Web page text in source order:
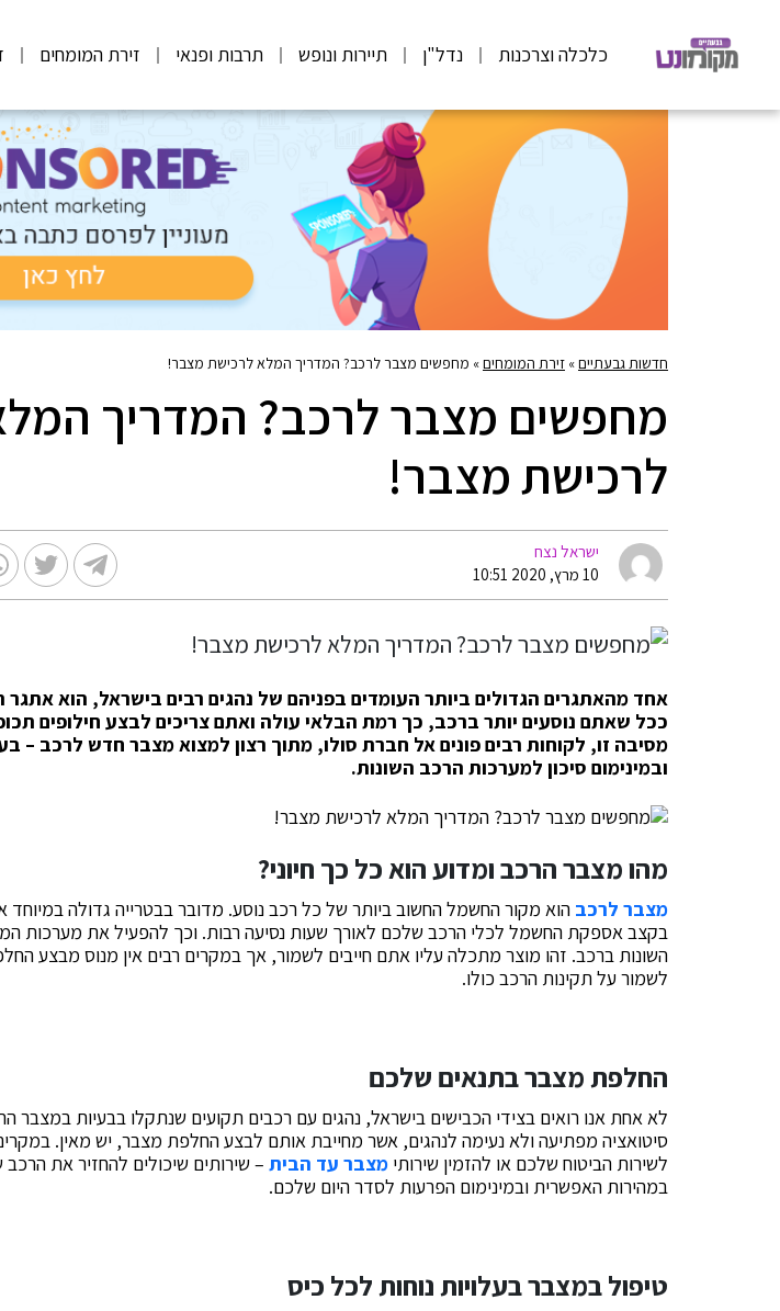
כלכלה וצרכנות נדל"ן תיירות ונופש תרבות ופנאי זירת המומחים
חדשות גבעתיים» זירת המומחים» מחפשים מצבר לרכב? המדריך המלא לרכישת מצבר!
מחפשים מצבר לרכב? המדריך
לרכישת מצבר!
ישראל נצח
10 מרץ, 2020 10:51
אחד מהאתגרים הגדולים ביותר העומדים בפניהם של נהגים רבים בישראל, הוא
ככל שאתם נוסעים יותר ברכב, כך רמת הבלאי עולה ואתם צריכים לבצע חילופים
מסיבה זו, לקוחות רבים פונים אל חברת סולו, מתוך רצון למצוא מצבר חדש לרכב –
ובמינימום סיכון למערכות הרכב השונות.
מהו מצבר הרכב ומדוע הוא כל כך חיוני?
מצבר לרכב הוא מקור החשמל החשוב ביותר של כל רכב נוסע. מדובר בבטרייה גדולה במיוחד
בקצב אספקת החשמל לכלי הרכב שלכם לאורך שעות נסיעה רבות. וכך להפעיל את מערכות
השונות ברכב. זהו מוצר מתכלה עליו אתם חייבים לשמור, אך במקרים רבים אין מנוס מבצע
לשמור על תקינות הרכב כולו.
החלפת מצבר בתנאים שלכם
לא אחת אנו רואים בצידי הכבישים בישראל, נהגים עם רכבים תקועים שנתקלו בבעיות במצבר
סיטואציה מפתיעה ולא נעימה לנהגים, אשר מחייבת אותם לבצע החלפת מצבר, יש מאין.
לשירות הביטוח שלכם או להזמין שירותי מצבר עד הבית – שירותים שיכולים להחזיר את
במהירות האפשרית ובמינימום הפרעות לסדר היום שלכם.
טיפול במצבר בעלויות נוחות לכל כיס